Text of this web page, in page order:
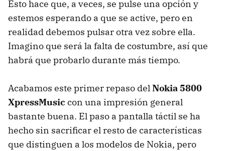
Esto hace que, a veces, se pulse una opción y
estemos esperando a que se active, pero en
realidad debemos pulsar otra vez sobre ella.
Imagino que será la falta de costumbre, así que
habrá que probarlo durante más tiempo.
Acabamos este primer repaso delNokia 5800
XpressMusic con una impresión general
bastante buena. El paso a pantalla táctil se ha
hecho sin sacrificar el resto de características
que distinguen a los modelos de Nokia, pero